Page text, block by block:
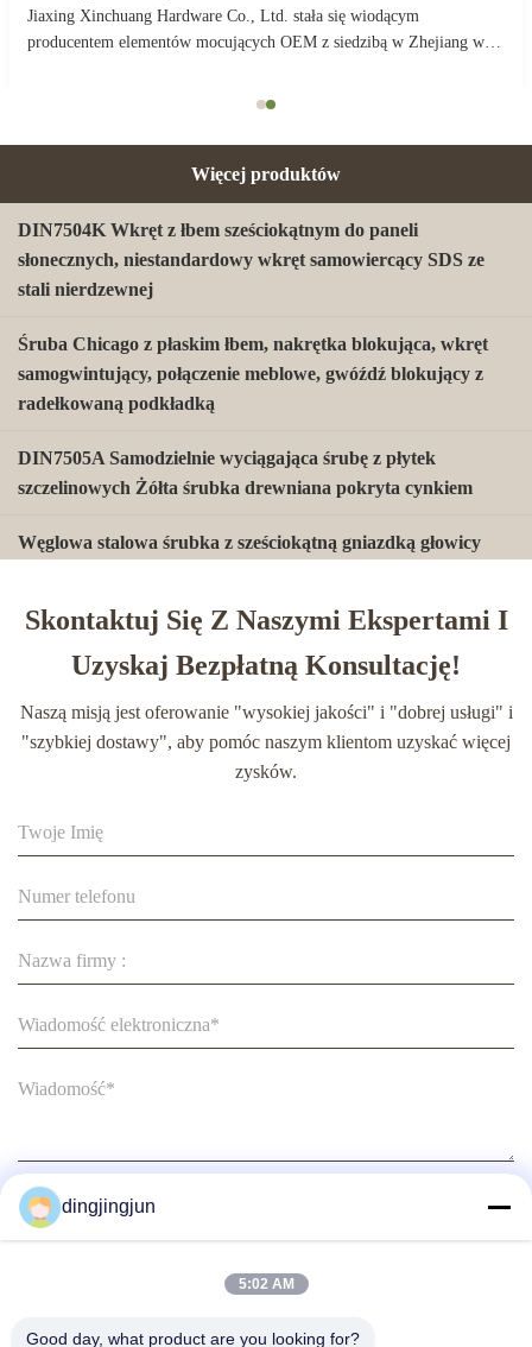
Jiaxing Xinchuang Hardware Co., Ltd. stała się wiodącym
producentem elementów mocujących OEM z siedzibą w Zhejiang w
Więcej produktów
DIN7504K Wkręt z łbem sześciokątnym do paneli
słonecznych, niestandardowy wkręt samowiercący SDS ze
stali nierdzewnej
Śruba Chicago z płaskim łbem, nakrętka blokująca, wkręt
samogwintujący, połączenie meblowe, gwóźdź blokujący z
radełkowaną podkładką
DIN7505A Samodzielnie wyciągająca śrubę z płytek
szczelinowych Żółta śrubka drewniana pokryta cynkiem
Węglowa stalowa śrubka z sześciokątną gniazdką głowicy
Płytka Gipsowo-Kartonowa Fosforan Wkręty do Płyt
Gipsowo-Kartonowych Samogwintujące do Drewna Metal
Wkręty samowiercące stalowe ocynkowane XC DIN 7504
Wyroby z stali nierdzewnej
Skontaktuj Się Z Naszymi Ekspertami I
Uzyskaj Bezpłatną Konsultację!
Naszą misją jest oferowanie "wysokiej jakości" i "dobrej usługi" i
"szybkiej dostawy", aby pomóc naszym klientom uzyskać więcej
zysków.
dingjingjun
5:02 AM
Good day, what product are you looking for?